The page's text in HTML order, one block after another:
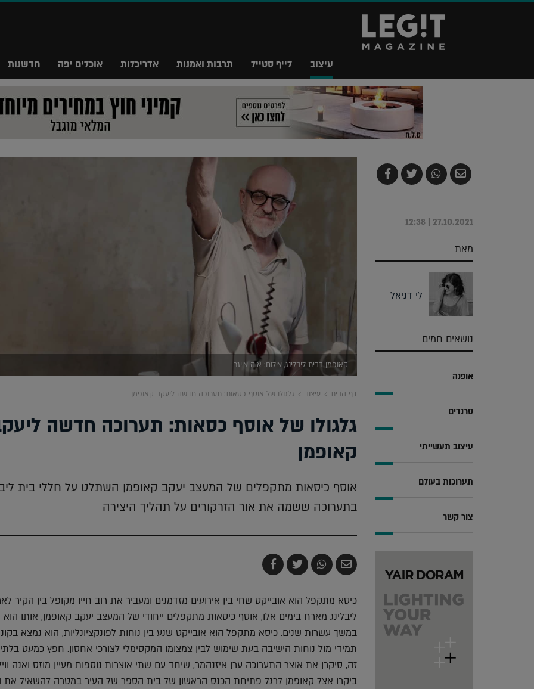
עיצוב לייף סטייל תרבות ואמנות אדריכלות אוכלים יפה חדשנות
קאופמן בבית ליבלינג, צילום: איה צייגר
דף הבית עיצוב גלגולו של אוסף כסאות: תערוכה חדשה ליעקב קאופמן
גלגולו של אוסף כסאות: תערוכה חדשה
קאופמן
אוסף כיסאות מתקפלים של המעצב יעקב קאופמן השתלט על חללי בית
בתערוכה ששמה את אור הזרקורים על תהליך היצירה
שלח
בדואר
שתף
ב-
צייץ
ב-
שתף
ב-
כיסא מתקפל הוא אובייקט שחי בין אירועים מזדמנים ומעביר את רוב חייו מקופל בין הקיר
ליבלינג מארח בימים אלו, אוסף כיסאות מתקפלים ייחודי של המעצב יעקב קאופמן, אותו הוא
במשך עשרות שנים. כיסא מתקפל הוא אובייקט שנע בין נוחות לפונקציונליות, הוא נמצא
תמידי מול נוחות הישיבה בעת שימוש לבין צמצומו המקסימלי לצורכי אחסון. חפץ כמעט
זה, סיקרן את אוצר התערוכה ערן איזנהמר, שיחד עם שתי אוצרות נוספות מעיין מוזס ואנה
ביקרו אצל קאופמן לרגל פתיחת הכנס הראשון של בית הספר של העיר במטרה להשאיל את
שלח
בדואר
שתף
ב-
צייץ
ב-
שתף
ב-
27.10.2021 | 12:38
מאת
לי דניאל
נושאים חמים
אופנה
טרנדים
עיצוב תעשייתי
תערוכות בעולם
צור קשר